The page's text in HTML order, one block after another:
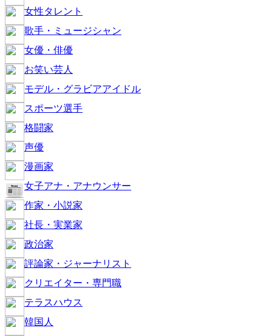
女性タレント
歌手・ミュージシャン
女優・俳優
お笑い芸人
モデル・グラビアアイドル
スポーツ選手
格闘家
声優
漫画家
女子アナ・アナウンサー
作家・小説家
社長・実業家
政治家
評論家・ジャーナリスト
クリエイター・専門職
テラスハウス
韓国人